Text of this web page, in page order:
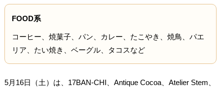
FOOD系
コーヒー、焼菓子、パン、カレー、たこやき、焼鳥、パエ
リア、たい焼き、ベーグル、タコスなど
5月16日（土）は、17BAN-CHI、Antique Cocoa、Atelier Stem、